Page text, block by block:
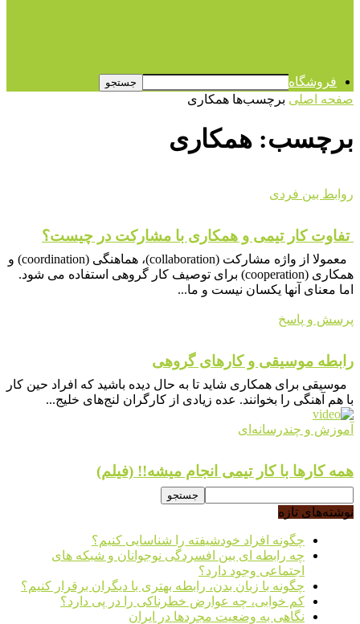
فروشگاه
صفحه اصلی برچسب‌ها همکاری
برچسب: همکاری
روابط بین فردی
تفاوت کار تیمی و همکاری با مشارکت در چیست؟
معمولا از واژه مشارکت (collaboration)، هماهنگی (coordination) و
همکاری (cooperation) برای توصیف کار گروهی استفاده می شود.
اما معنای آنها یکسان نیست و ما...
پرسش و پاسخ
رابطه موسیقی و کارهای گروهی
⁠ ⁣موسيقی برای همکاری شاید تا به حال دیده باشید که افراد حین کار
با هم آهنگی را بخوانند. عده زیادی از کارگران لنج‌های خلیج...
آموزش و چندرسانه‌ای
همه کارها با کار تیمی انجام میشه!! (فیلم)
نوشته‌های تازه
چگونه افراد خودشیفته را شناسایی کنیم؟
چه رابطه ای بین افسردگی نوجوانان و شبکه های
اجتماعی وجود دارد؟
چگونه با زبان بدن، رابطه بهتری با دیگران برقرار کنیم؟
کم خوابی، چه عوارض خطرناکی را در پی دارد؟
نگاهی به وضعیت مجردها در ایران